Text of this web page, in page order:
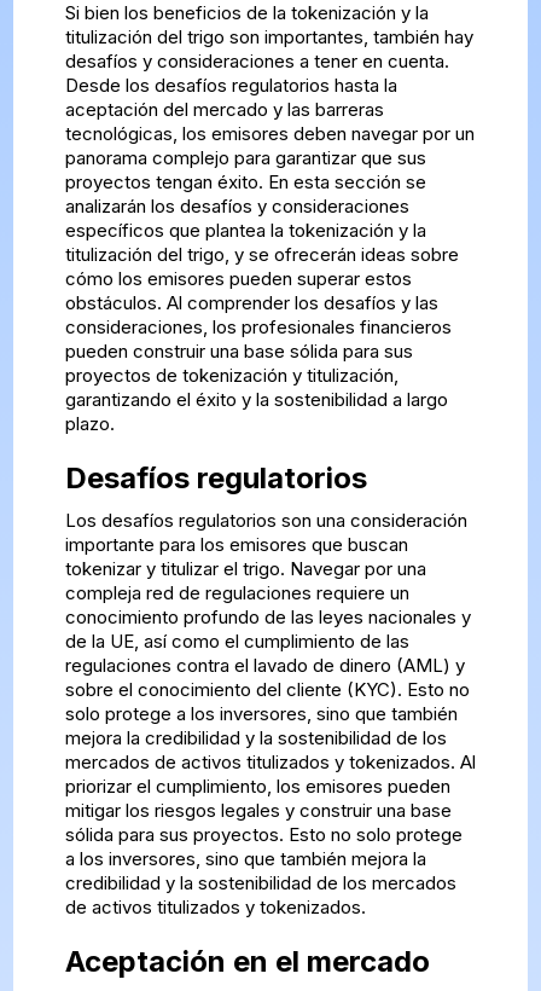
Si bien los beneficios de la tokenización y la
titulización del trigo son importantes, también hay
desafíos y consideraciones a tener en cuenta.
Desde los desafíos regulatorios hasta la
aceptación del mercado y las barreras
tecnológicas, los emisores deben navegar por un
panorama complejo para garantizar que sus
proyectos tengan éxito. En esta sección se
analizarán los desafíos y consideraciones
específicos que plantea la tokenización y la
titulización del trigo, y se ofrecerán ideas sobre
cómo los emisores pueden superar estos
obstáculos. Al comprender los desafíos y las
consideraciones, los profesionales financieros
pueden construir una base sólida para sus
proyectos de tokenización y titulización,
garantizando el éxito y la sostenibilidad a largo
plazo.
Desafíos regulatorios
Los desafíos regulatorios son una consideración
importante para los emisores que buscan
tokenizar y titulizar el trigo. Navegar por una
compleja red de regulaciones requiere un
conocimiento profundo de las leyes nacionales y
de la UE, así como el cumplimiento de las
regulaciones contra el lavado de dinero (AML) y
sobre el conocimiento del cliente (KYC). Esto no
solo protege a los inversores, sino que también
mejora la credibilidad y la sostenibilidad de los
mercados de activos titulizados y tokenizados. Al
priorizar el cumplimiento, los emisores pueden
mitigar los riesgos legales y construir una base
sólida para sus proyectos. Esto no solo protege
a los inversores, sino que también mejora la
credibilidad y la sostenibilidad de los mercados
de activos titulizados y tokenizados.
Aceptación en el mercado